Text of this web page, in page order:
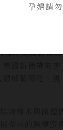
孕婦請
採用美國新桶與